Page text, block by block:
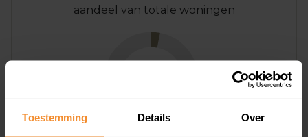
Toestemming Details Over
aandeel van totale woningen